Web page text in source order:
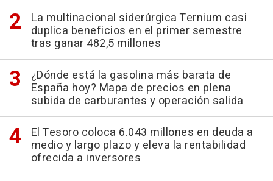
La multinacional siderúrgica Ternium casi
duplica beneficios en el primer semestre
tras ganar 482,5 millones
¿Dónde está la gasolina más barata de
España hoy? Mapa de precios en plena
subida de carburantes y operación salida
El Tesoro coloca 6.043 millones en deuda a
medio y largo plazo y eleva la rentabilidad
ofrecida a inversores